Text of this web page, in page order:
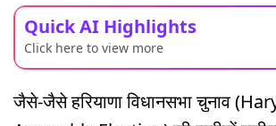
Quick AI Highlights
Click here to view more
जैसे-जैसे हरियाणा विधानसभा चुनाव